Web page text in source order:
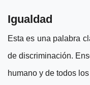
Igualdad
Esta es una palabra
de discriminación.
humano y de todos